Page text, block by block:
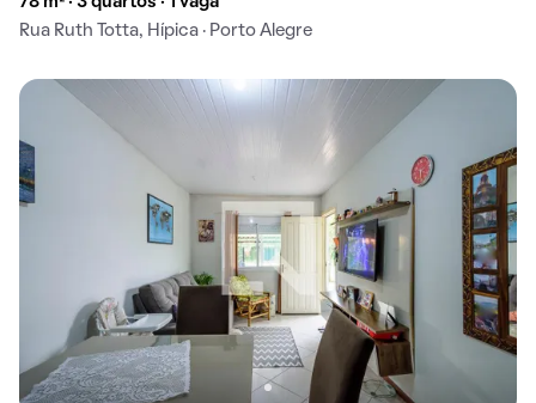
Rua Ruth Totta, Hípica · Porto Alegre